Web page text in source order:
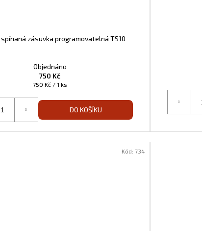
zásuvka programovatelná TS10
Objednáno
750 Kč
Měrná
750 Kč / 1 ks
DO KOŠÍKU
Kód: 734